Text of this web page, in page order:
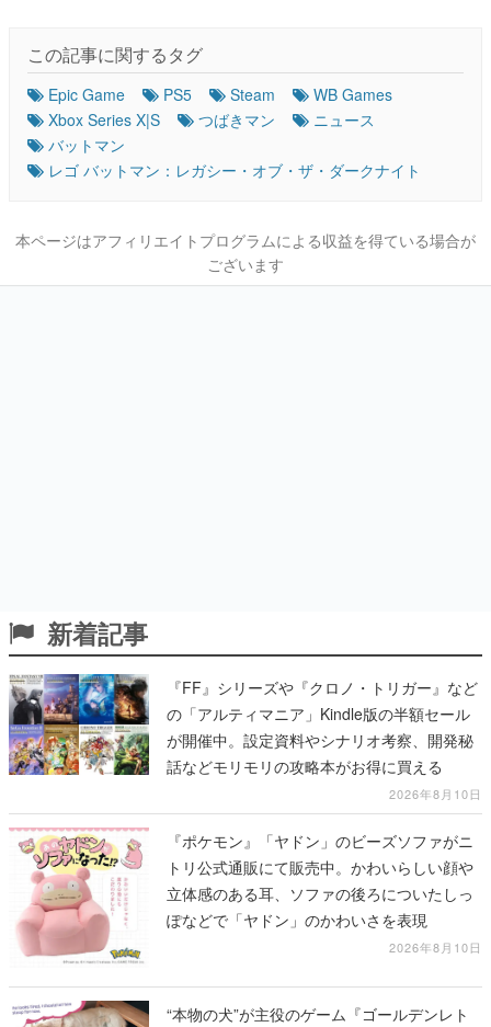
この記事に関するタグ
Epic Game PS5 Steam
WB Games
Xbox Series X|S
つばきマン
ニュース
バットマン
レゴ バットマン：レガシー・オブ・ザ・ダークナイト
本ページはアフィリエイトプログラムによる収益を得ている場合が
ございます
新着記事
『FF』シリーズや『クロノ・トリガー』など
の「アルティマニア」Kindle版の半額セール
が開催中。設定資料やシナリオ考察、開発秘
話などモリモリの攻略本がお得に買える
2026年8月10日
『ポケモン』「ヤドン」のビーズソファがニ
トリ公式通販にて販売中。かわいらしい顔や
立体感のある耳、ソファの後ろについたしっ
ぽなどで「ヤドン」のかわいさを表現
2026年8月10日
“本物の犬”が主役のゲーム『ゴールデンレト